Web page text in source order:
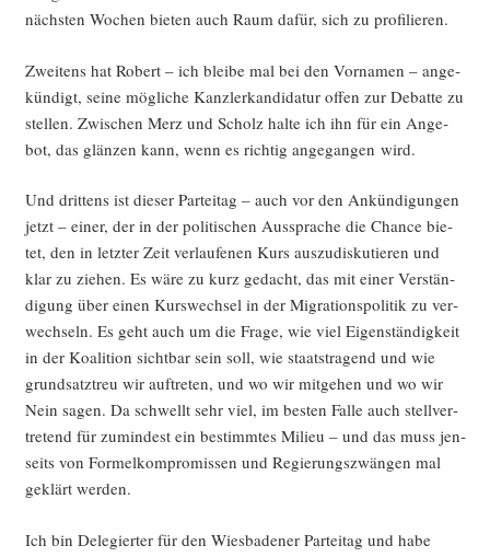
nächs­ten Wochen bie­ten auch Raum dafür, sich zu profilieren.
Zwei­tens hat Robert – ich blei­be mal bei den Vor­na­men – ange­
kün­digt, sei­ne mög­li­che Kanz­ler­kan­di­da­tur offen zur Debat­te zu
stel­len. Zwi­schen Merz und Scholz hal­te ich ihn für ein Ange­
bot, das glän­zen kann, wenn es rich­tig ange­gan­gen wird.
Und drit­tens ist die­ser Par­tei­tag – auch vor den Ankün­di­gun­gen
jetzt – einer, der in der poli­ti­schen Aus­spra­che die Chan­ce bie­
tet, den in letz­ter Zeit ver­lau­fe­nen Kurs aus­zu­dis­ku­tie­ren und
klar zu zie­hen. Es wäre zu kurz gedacht, das mit einer Ver­stän­
di­gung über einen Kurs­wech­sel in der Migra­ti­ons­po­li­tik zu ver­
wech­seln. Es geht auch um die Fra­ge, wie viel Eigen­stän­dig­keit
in der Koali­ti­on sicht­bar sein soll, wie staats­tra­gend und wie
grund­satz­treu wir auf­tre­ten, und wo wir mit­ge­hen und wo wir
Nein sagen. Da schwellt sehr viel, im bes­ten Fal­le auch stell­ver­
tre­tend für zumin­dest ein bestimm­tes Milieu – und das muss jen­
seits von For­mel­kom­pro­mis­sen und Regie­rungs­zwän­gen mal
geklärt werden.
Ich bin Dele­gier­ter für den Wies­ba­de­ner Par­tei­tag und habe